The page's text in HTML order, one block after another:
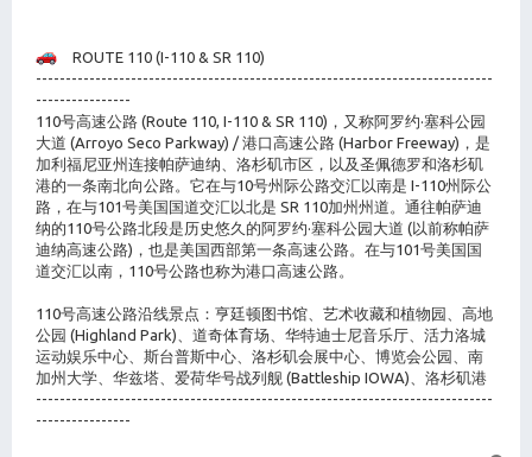
ROUTE 110 (I-110 & SR 110)
-----------------------------------------------------------------------------
----------------
110号高速公路 (Route 110, I-110 & SR 110)，又称阿罗约·塞科公园
大道 (Arroyo Seco Parkway) / 港口高速公路 (Harbor Freeway)，是
加利福尼亚州连接帕萨迪纳、洛杉矶市区，以及圣佩德罗和洛杉矶
港的一条南北向公路。它在与10号州际公路交汇以南是 I-110州际公
路，在与101号美国国道交汇以北是 SR 110加州州道。通往帕萨迪
纳的110号公路北段是历史悠久的阿罗约·塞科公园大道 (以前称帕萨
迪纳高速公路)，也是美国西部第一条高速公路。在与101号美国国
道交汇以南，110号公路也称为港口高速公路。
110号高速公路沿线景点：亨廷顿图书馆、艺术收藏和植物园、高地
公园 (Highland Park)、道奇体育场、华特迪士尼音乐厅、活力洛城
运动娱乐中心、斯台普斯中心、洛杉矶会展中心、博览会公园、南
加州大学、华兹塔、爱荷华号战列舰 (Battleship IOWA)、洛杉矶港
-----------------------------------------------------------------------------
----------------